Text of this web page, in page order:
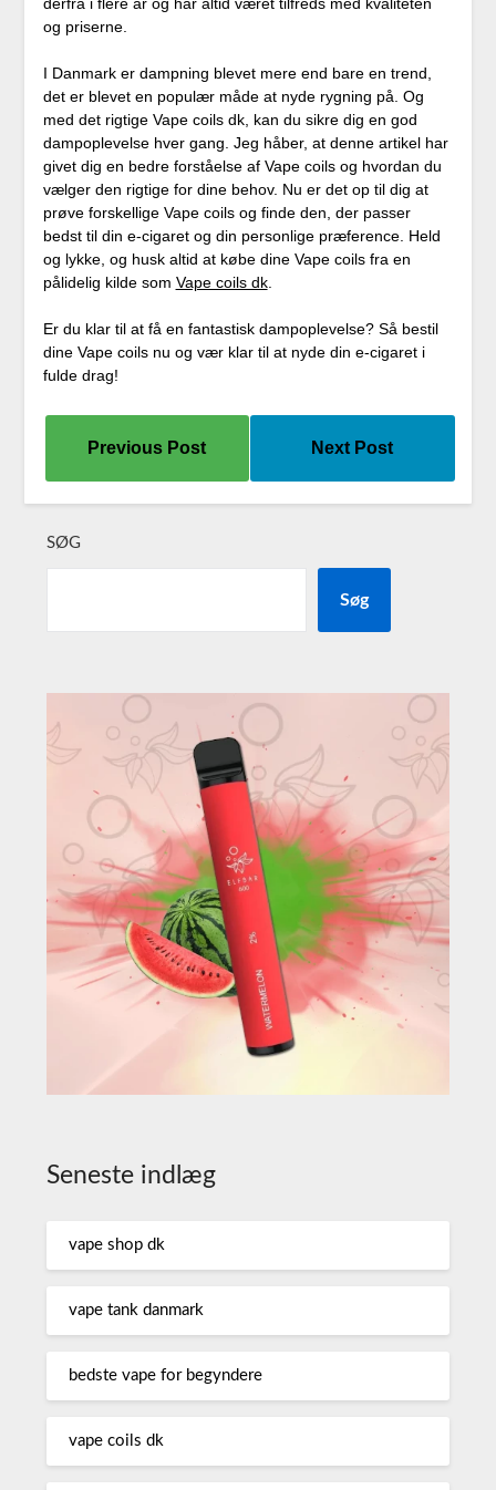
og priserne.
I Danmark er dampning blevet mere end bare en trend,
det er blevet en populær måde at nyde rygning på. Og
med det rigtige Vape coils dk, kan du sikre dig en god
dampoplevelse hver gang. Jeg håber, at denne artikel har
givet dig en bedre forståelse af Vape coils og hvordan du
vælger den rigtige for dine behov. Nu er det op til dig at
prøve forskellige Vape coils og finde den, der passer
bedst til din e-cigaret og din personlige præference. Held
og lykke, og husk altid at købe dine Vape coils fra en
pålidelig kilde som Vape coils dk.
Er du klar til at få en fantastisk dampoplevelse? Så bestil
dine Vape coils nu og vær klar til at nyde din e-cigaret i
fulde drag!
Previous Post Next Post
SØG
Søg
Seneste indlæg
vape shop dk
vape tank danmark
bedste vape for begyndere
vape coils dk